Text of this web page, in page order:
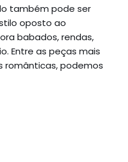
também pode ser
oposto ao
babados, rendas,
Entre as peças mais
românticas, podemos